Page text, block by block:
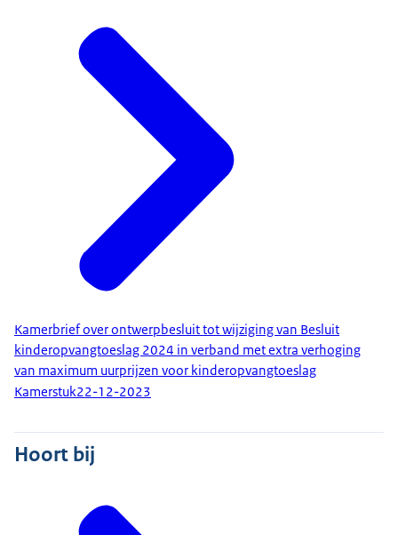
Kamerbrief over ontwerpbesluit tot wijziging van Besluit
kinderopvangtoeslag 2024 in verband met extra verhoging
van maximum uurprijzen voor kinderopvangtoeslag
Kamerstuk22-12-2023
Hoort bij